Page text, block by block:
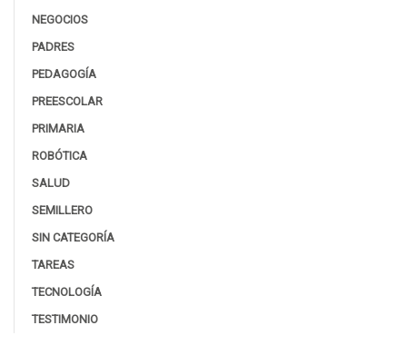
NEGOCIOS
PADRES
PEDAGOGÍA
PREESCOLAR
PRIMARIA
ROBÓTICA
SALUD
SEMILLERO
SIN CATEGORÍA
TAREAS
TECNOLOGÍA
TESTIMONIO